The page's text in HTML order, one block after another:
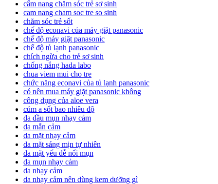
cẩm nang chăm sóc trẻ sơ sinh
cam nang cham soc tre so sinh
chăm sóc trẻ sốt
chế độ econavi của máy giặt panasonic
chế độ máy giặt panasonic
chế độ tủ lạnh panasonic
chích ngừa cho trẻ sơ sinh
chống nắng hada labo
chua viem mui cho tre
chức năng econavi của tủ lạnh panasonic
có nên mua máy giặt panasonic không
công dụng của aloe vera
cúm a sốt bao nhiêu độ
da dầu mụn nhạy cảm
da mẫn cảm
da mặt nhạy cảm
da mặt sáng mịn tự nhiên
da mặt yếu dễ nổi mụn
da mụn nhạy cảm
da nhạy cảm
da nhạy cảm nên dùng kem dưỡng gì